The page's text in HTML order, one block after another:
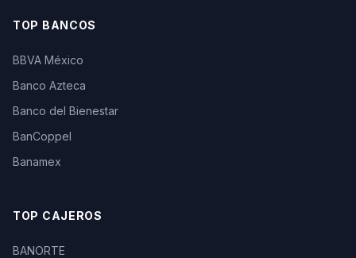
TOP BANCOS
BBVA México
Banco Azteca
Banco del Bienestar
BanCoppel
Banamex
TOP CAJEROS
BANORTE